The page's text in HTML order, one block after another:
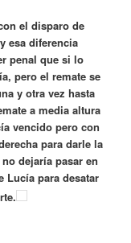
el disparo de
esa diferencia
penal que si lo
pero el remate se
y otra vez hasta
a media altura
vencido pero con
para darle la
dejaría pasar en
Lucía para desatar